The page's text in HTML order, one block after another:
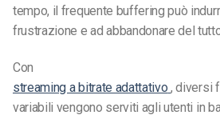
tempo, il frequente buffering può
frustrazione e ad abbandonare del
Con
streaming a bitrate adattativo , diversi
variabili vengono serviti agli utenti in